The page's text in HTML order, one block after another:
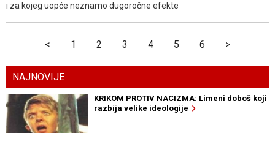
i za kojeg uopće neznamo dugoročne efekte
< 1 2 3 4 5 6 >
NAJNOVIJE
KRIKOM PROTIV NACIZMA: Limeni doboš koji
razbija velike ideologije